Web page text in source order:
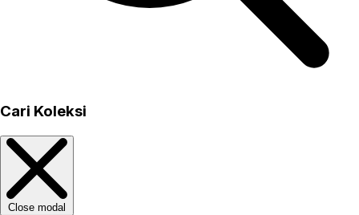
Cari Koleksi
Close modal